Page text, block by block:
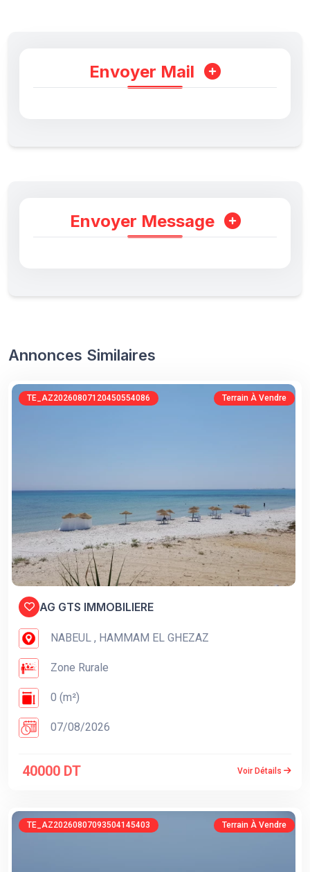
Envoyer Mail
Envoyer Message
Annonces Similaires
TE_AZ20260807120450554086 Terrain À Vendre
AG GTS IMMOBILIERE
NABEUL , HAMMAM EL GHEZAZ
Zone Rurale
0 (m²)
07/08/2026
40000 DT Voir Détails
TE_AZ20260807093504145403 Terrain À Vendre